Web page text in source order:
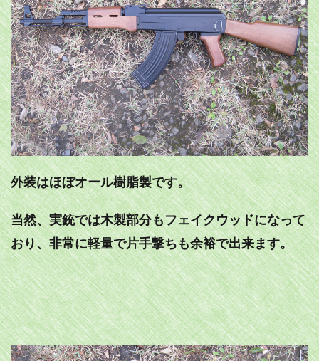
外装はほぼオール樹脂製です。
当然、実銃では木製部分もフェイクウッドになって
おり、非常に軽量で片手撃ちも余裕で出来ます。